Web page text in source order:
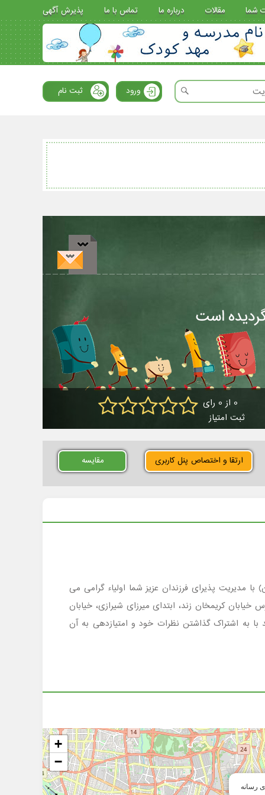
شما مقالات درباره ما تماس با ما پذیرش آگهی
ورود ثبت نام
0 از 0 رای
ثبت امتیاز
ارتقا و اختصاص پنل کاربری مقایسه
تهران منطقه 6 است که در مقطع ابتدایی (دبستان) با مدیریت پذیرای فرزندان عزیز شما اولیاء گرامی می
رسانه با شماره تلفن 02188822139 تماس گرفته و یا به آدرس خیابان کریمخان زند، ابتدای میرزای شیرازی، خیابان
رسانه
+
−